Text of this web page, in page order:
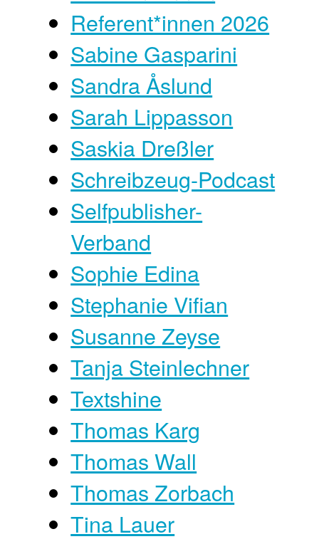
Referent*innen 2026
Sabine Gasparini
Sandra Åslund
Sarah Lippasson
Saskia Dreßler
Schreibzeug-Podcast
Selfpublisher-
Verband
Sophie Edina
Stephanie Vifian
Susanne Zeyse
Tanja Steinlechner
Textshine
Thomas Karg
Thomas Wall
Thomas Zorbach
Tina Lauer